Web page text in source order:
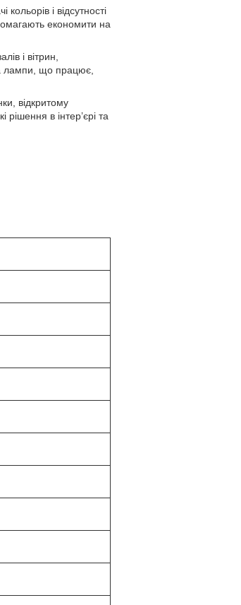
і відсутності
економити на
і вітрин,
лампи, що працює,
відкритому
в інтер’єрі та